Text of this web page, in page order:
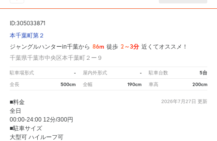
ID:305033871
本千葉町第２
ジャングルハンターin千葉から 86m 徒歩 2～3分 近くてオススメ！
千葉県千葉市中央区本千葉町２ー９
駐車場形式 - 屋内外形式 - 駐車台数 5台
全長 500cm 全幅 190cm 車高 200cm
2026年7月27日 更新
■料金
全日
00:00-24:00 12分/300円
■駐車サイズ
大型可 ハイルーフ可